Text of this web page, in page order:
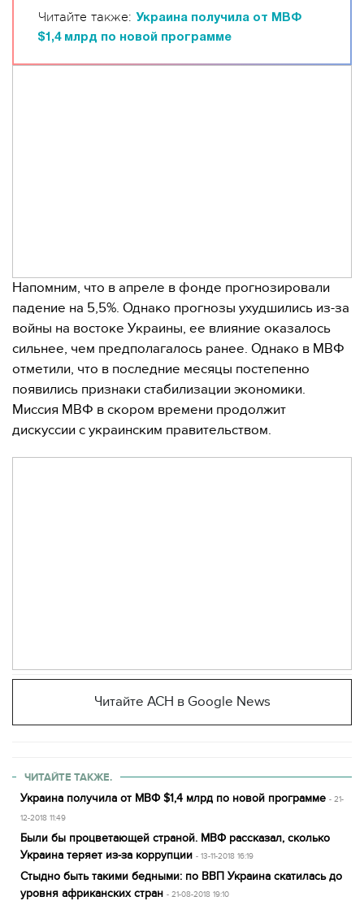
Читайте также: Украина получила от МВФ
$1,4 млрд по новой программе
Напомним, что в апреле в фонде прогнозировали
падение на 5,5%. Однако прогнозы ухудшились из-за
войны на востоке Украины, ее влияние оказалось
сильнее, чем предполагалось ранее. Однако в МВФ
отметили, что в последние месяцы постепенно
появились признаки стабилизации экономики.
Миссия МВФ в скором времени продолжит
дискуссии с украинским правительством.
Читайте АСН в Google News
ЧИТАЙТЕ ТАКЖЕ.
Украина получила от МВФ $1,4 млрд по новой программе - 21-
12-2018 11:49
Были бы процветающей страной. МВФ рассказал, сколько
Украина теряет из-за коррупции - 13-11-2018 16:19
Стыдно быть такими бедными: по ВВП Украина скатилась до
уровня африканских стран - 21-08-2018 19:10